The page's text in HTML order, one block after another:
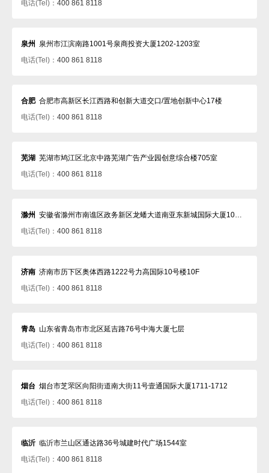
电话(Tel)： 400 861 8118
泉州
泉州市江滨南路1001号泉商投资大厦1202-1203室
电话(Tel)： 400 861 8118
合肥 合肥市高新区长江西路和创新大道交口/置地创新中心17楼
电话(Tel)： 400 861 8118
芜湖 芜湖市鸠江区北京中路芜湖广告产业园创意综合楼705室
电话(Tel)： 400 861 8118
滁州 安徽省滁州市南谯区政务新区龙蟠大道南亚东新城国际大厦10楼1021室
电话(Tel)： 400 861 8118
济南 济南市历下区奥体西路1222号力高国际10号楼10F
电话(Tel)： 400 861 8118
青岛 山东省青岛市市北区延吉路76号中海大厦七层
电话(Tel)： 400 861 8118
烟台 烟台市芝罘区向阳街道南大街11号壹通国际大厦1711-1712
电话(Tel)： 400 861 8118
临沂 临沂市兰山区通达路36号城建时代广场1544室
电话(Tel)： 400 861 8118